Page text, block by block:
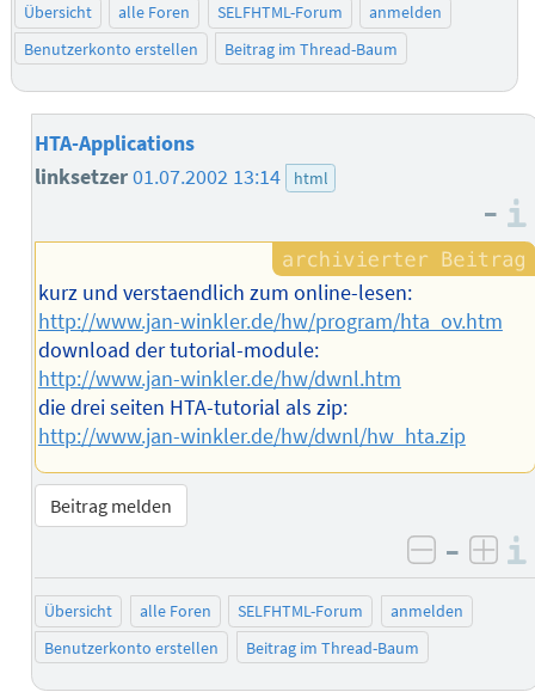
Übersicht alle Foren SELFHTML-Forum
anmelden
Benutzerkonto erstellen
Beitrag im Thread-Baum
HTA-Applications
linksetzer01.07.2002 13:14 html
–
kurz und verstaendlich zum online-lesen:
http://www.jan-winkler.de/hw/program/hta_ov.htm
download der tutorial-module:
http://www.jan-winkler.de/hw/dwnl.htm
die drei seiten HTA-tutorial als zip:
http://www.jan-winkler.de/hw/dwnl/hw_hta.zip
Beitrag melden
negativ
–
Übersicht alle Foren SELFHTML-Forum
anmelden
Benutzerkonto erstellen
Beitrag im Thread-Baum